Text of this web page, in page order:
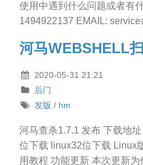
使用中遇到什么问题或者有
1494922137 EMAIL:
河马WEBSHELL
2020-05-31 21:21
后门
发版 / hm
河马查杀1.7.1 发布 下载地
位下载 linux32位下载 Linux
用教程 功能更新 本次更新